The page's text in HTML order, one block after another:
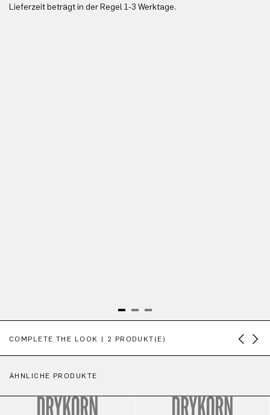
Lieferzeit beträgt in der Regel 1-3 Werktage.
COMPLETE THE LOOK | 2 PRODUKT(E)
ÄHNLICHE PRODUKTE